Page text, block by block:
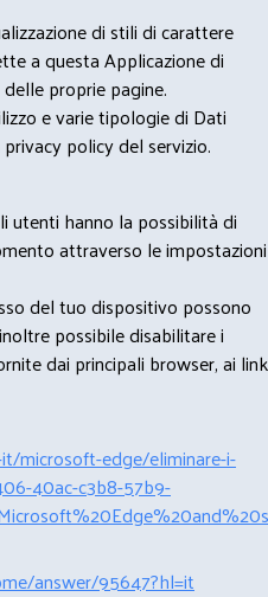
di stili di carattere
a questa Applicazione di
proprie pagine.
e varie tipologie di Dati
policy del servizio.
utenti hanno la possibilità di
attraverso le impostazioni
del tuo dispositivo possono
possibile disabilitare i
dai principali browser, ai link
microsoft-edge/eliminare-i-
40ac-c3b8-57b9-
answer/95647?hl=it